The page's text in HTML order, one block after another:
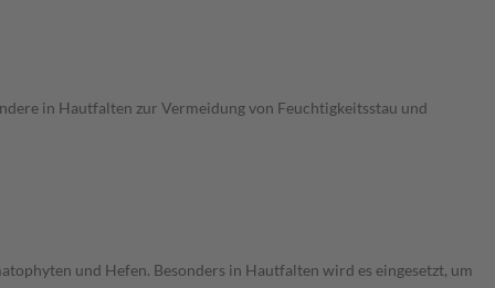
in Hautfalten zur Vermeidung von Feuchtigkeitsstau und
und Hefen. Besonders in Hautfalten wird es eingesetzt, um